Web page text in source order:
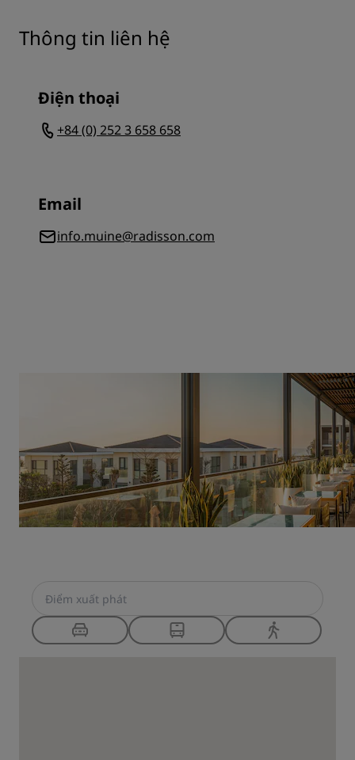
Thông tin liên hệ
Điện thoại
+84 (0) 252 3 658 658
Email
info.muine@radisson.com